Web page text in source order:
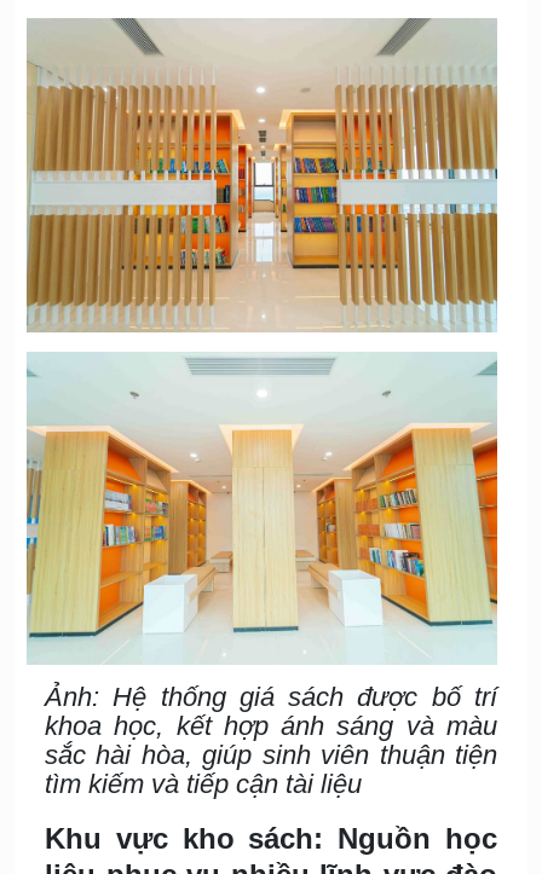
Ảnh: Hệ thống giá sách được bố trí
khoa học, kết hợp ánh sáng và màu
sắc hài hòa, giúp sinh viên thuận tiện
tìm kiếm và tiếp cận tài liệu
Khu vực kho sách: Nguồn học